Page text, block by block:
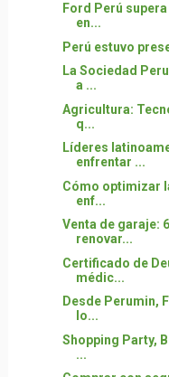
Ford Perú
en...
Perú estuvo
La Sociedad
a ...
Agricultura:
q...
Líderes
enfrentar ...
Cómo optimizar
enf...
Venta de garaje:
renovar...
Certificado de
médic...
Desde Perumin,
lo...
Shopping Party,
...